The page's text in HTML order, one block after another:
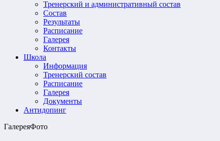
Тренерский и административный состав
Состав
Результаты
Расписание
Галерея
Контакты
Школа
Информация
Тренерский состав
Расписание
Галерея
Документы
Антидопинг
ГалереяФото